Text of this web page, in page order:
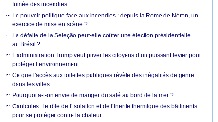
fumée des incendies
Le pouvoir politique face aux incendies : depuis la Rome de Néron, un
exercice de mise en scène ?
La défaite de la Seleção peut-elle coûter une élection présidentielle
au Brésil ?
L’administration Trump veut priver les citoyens d’un puissant levier pour
protéger l’environnement
Ce que l’accès aux toilettes publiques révèle des inégalités de genre
dans les villes
Pourquoi a-t-on envie de manger du salé au bord de la mer ?
Canicules : le rôle de l’isolation et de l’inertie thermique des bâtiments
pour se protéger contre la chaleur